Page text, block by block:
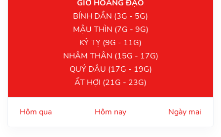
GIỜ HOÀNG ĐẠO
BÍNH DẦN (3G - 5G)
MẬU THÌN (7G - 9G)
KỶ TỴ (9G - 11G)
NHÂM THÂN (15G - 17G)
QUÝ DẬU (17G - 19G)
ẤT HỢI (21G - 23G)
Hôm qua Hôm nay Ngày mai